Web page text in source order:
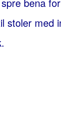
stoler med